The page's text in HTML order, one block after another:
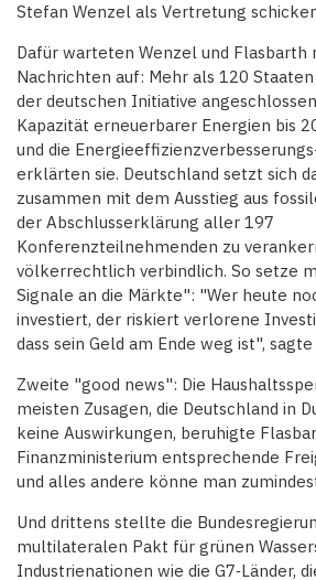
Stefan Wenzel als Vertretung
Dafür warteten Wenzel und Flasbarth
Nachrichten auf: Mehr als 120
der deutschen Initiative
Kapazität erneuerbarer Energien bis
und die
erklärten sie. Deutschland setzt sich
zusammen mit dem Ausstieg aus
der Abschlusserklärung aller 197
Konferenzteilnehmenden zu
völkerrechtlich verbindlich. So setze
Signale an die Märkte": "Wer heute
investiert, der riskiert verlorene
dass sein Geld am Ende weg ist",
Zweite "good news": Die
meisten Zusagen, die Deutschland in
keine Auswirkungen, beruhigte
Finanzministerium entsprechende
und alles andere könne man
Und drittens stellte die
multilateralen Pakt für grünen
Industrienationen wie die G7‑Länder,